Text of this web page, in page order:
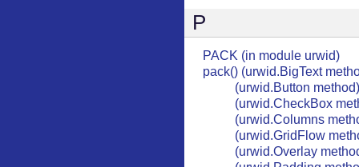
P
PACK (in module urwid)
pack() (urwid.BigText
(urwid.Button method)
(urwid.CheckBox
(urwid.Columns
(urwid.GridFlow
(urwid.Overlay